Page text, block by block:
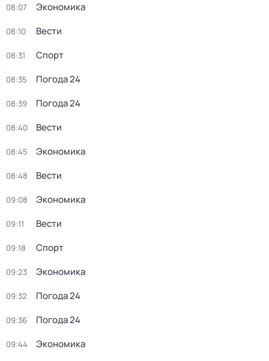
08:07 Экономика
08:10 Вести
08:31 Спорт
08:35 Погода 24
08:39 Погода 24
08:40 Вести
08:45 Экономика
08:48 Вести
09:08 Экономика
09:11 Вести
09:18 Спорт
09:23 Экономика
09:32 Погода 24
09:36 Погода 24
09:44 Экономика